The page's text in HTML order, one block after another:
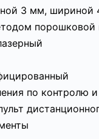
3 мм, шириной
порошковой
по контролю